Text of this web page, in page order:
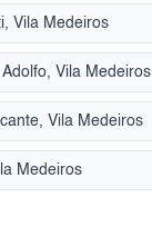
Vila Medeiros
Vila Medeiros
Vila Medeiros
Medeiros